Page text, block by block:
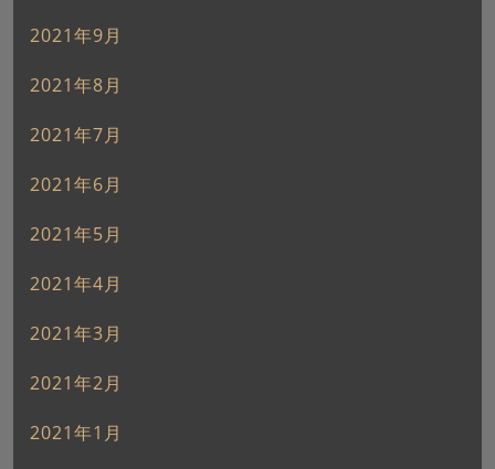
2021年9月
2021年8月
2021年7月
2021年6月
2021年5月
2021年4月
2021年3月
2021年2月
2021年1月